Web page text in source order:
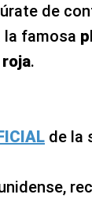
de
famosa
roja.
de la